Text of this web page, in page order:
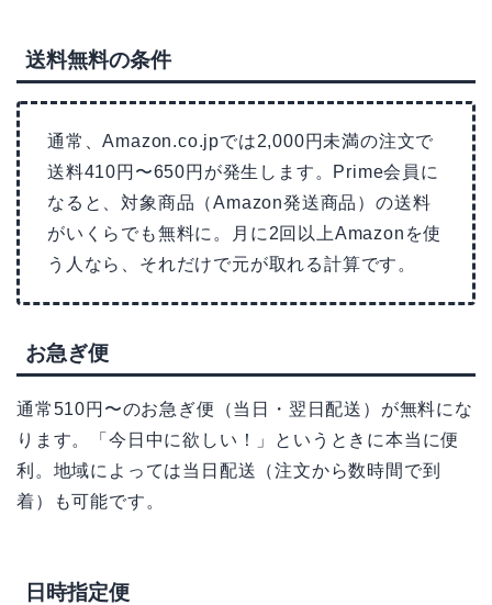
送料無料の条件
通常、Amazon.co.jpでは2,000円未満の注文で
送料410円〜650円が発生します。Prime会員に
なると、対象商品（Amazon発送商品）の送料
がいくらでも無料に。月に2回以上Amazonを使
う人なら、それだけで元が取れる計算です。
お急ぎ便
通常510円〜のお急ぎ便（当日・翌日配送）が無料にな
ります。「今日中に欲しい！」というときに本当に便
利。地域によっては当日配送（注文から数時間で到
着）も可能です。
日時指定便